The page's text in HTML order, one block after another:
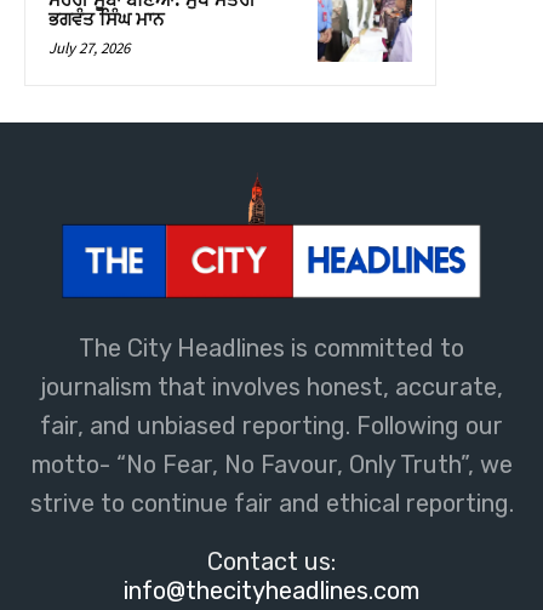
The City Headlines is committed to
journalism that involves honest, accurate,
fair, and unbiased reporting. Following our
motto- “No Fear, No Favour, Only Truth”, we
strive to continue fair and ethical reporting.
Contact us:
info@thecityheadlines.com